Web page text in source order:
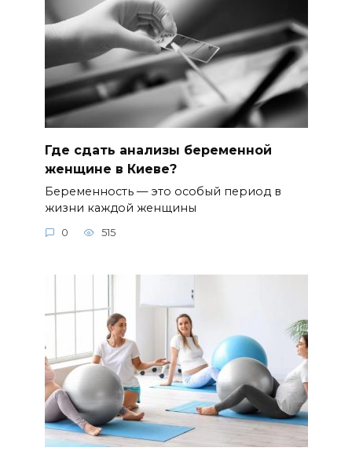
Где сдать анализы беременной
женщине в Киеве?
Беременность — это особый период в
жизни каждой женщины
0 515